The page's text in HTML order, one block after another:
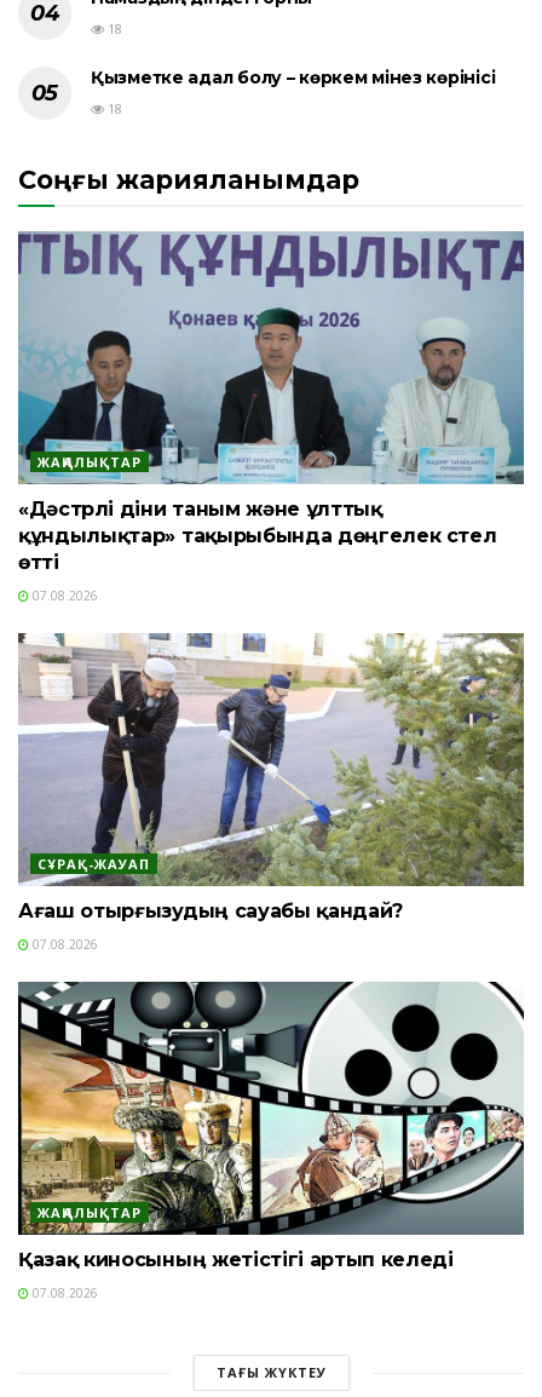
18
Қызметке адал болу – көркем мінез көрінісі
18
Соңғы жарияланымдар
ЖАҢАЛЫҚТАР
«Дәстүрлі діни таным және ұлттық
құндылықтар» тақырыбында дөңгелек үстел
өтті
07.08.2026
СҰРАҚ-ЖАУАП
Ағаш отырғызудың сауабы қандай?
07.08.2026
ЖАҢАЛЫҚТАР
Қазақ киносының жетістігі артып келеді
07.08.2026
ТАҒЫ ЖҮКТЕУ